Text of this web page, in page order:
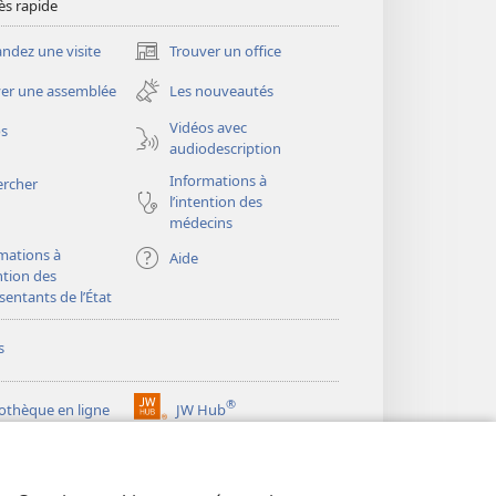
rapide
une visite Trouver un office
(ouvre
une
nouvelle
fenêtre)
une assemblée
Les nouveautés
Vidéos avec
audiodescription
Informations à
l’intention des
médecins
à
des
de l’État
Aide
en ligne JW Hub®
(ouvre